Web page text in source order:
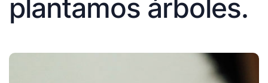
plantamos árboles.